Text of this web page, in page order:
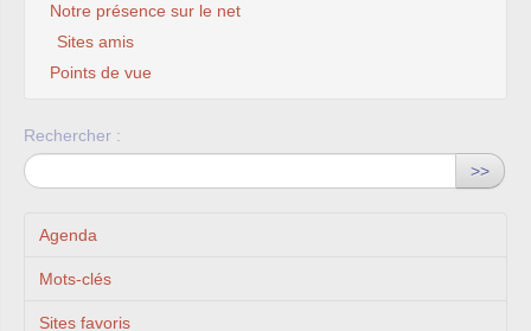
Notre présence sur le net
Sites amis
Points de vue
Rechercher :
>>
Agenda
Mots-clés
Sites favoris